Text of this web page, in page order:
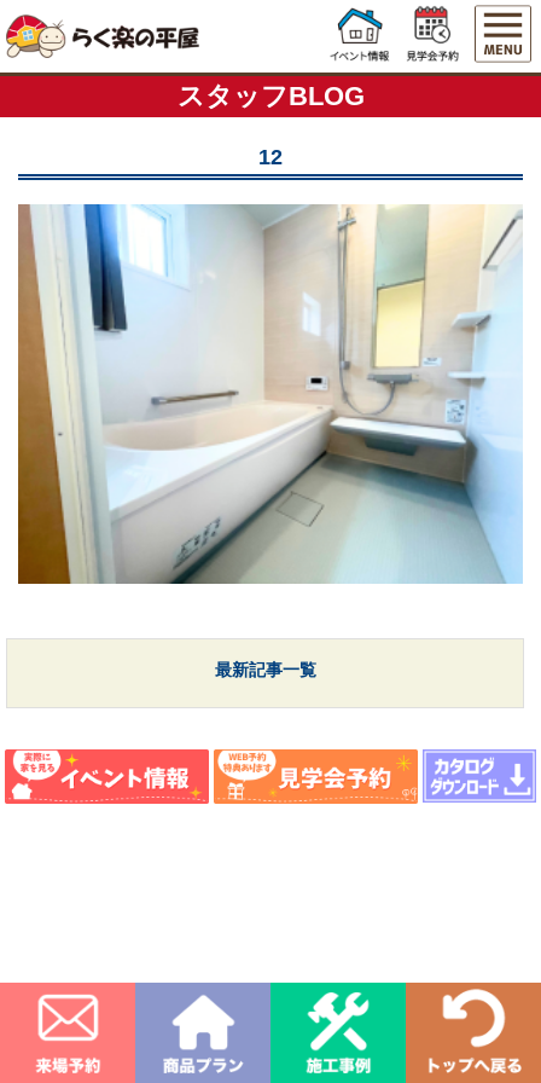
スタッフBLOG
12
最新記事一覧